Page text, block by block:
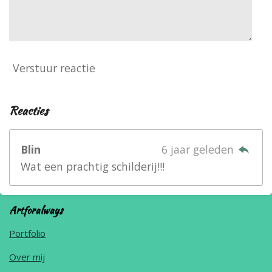
Verstuur reactie
Reacties
Blin
6 jaar geleden
Wat een prachtig schilderij!!!
Artforalways
Portfolio
Over mij